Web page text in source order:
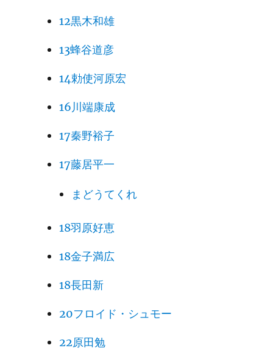
12黒木和雄
13蜂谷道彦
14勅使河原宏
16川端康成
17秦野裕子
17藤居平一
まどうてくれ
18羽原好恵
18金子満広
18長田新
20フロイド・シュモー
22原田勉